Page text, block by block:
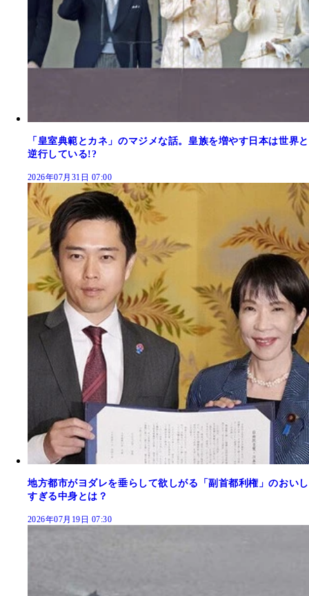
「皇室典範とカネ」のマジメな話。皇族を増やす日本は世界と
逆行している!?
2026年07月31日 07:00
地方都市がヨダレを垂らして欲しがる「副首都利権」のおいし
すぎる中身とは？
2026年07月19日 07:30